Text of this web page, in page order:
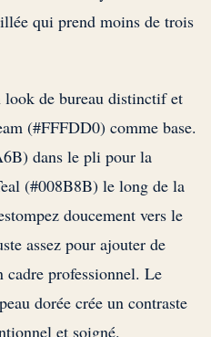
qui prend moins de trois
look de bureau distinctif et
(#FFFDD0) comme base.
dans le pli pour la
(#008B8B) le long de la
doucement vers le
assez pour ajouter de
cadre professionnel. Le
dorée crée un contraste
et soigné.